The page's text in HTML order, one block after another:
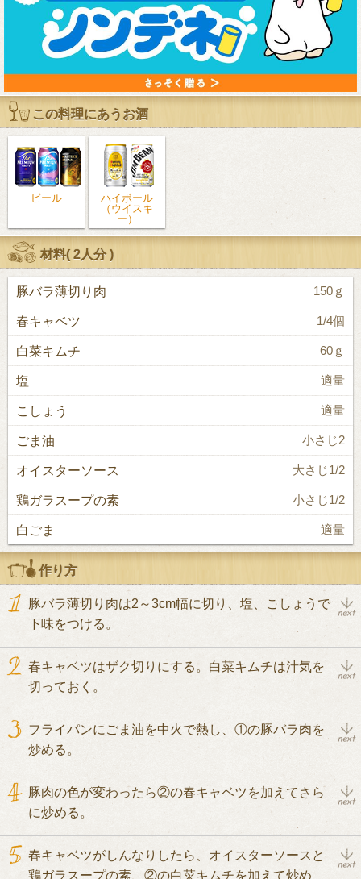
この料理にあうお酒
ビール
ハイボール
（ウイスキ
ー）
材料(2人分)
豚バラ薄切り肉 150ｇ
春キャベツ 1/4個
白菜キムチ 60ｇ
塩 適量
こしょう 適量
ごま油 小さじ2
オイスターソース 大さじ1/2
鶏ガラスープの素 小さじ1/2
白ごま 適量
作り方
豚バラ薄切り肉は2～3cm幅に切り、塩、こしょうで
下味をつける。
春キャベツはザク切りにする。白菜キムチは汁気を
切っておく。
フライパンにごま油を中火で熱し、①の豚バラ肉を
炒める。
豚肉の色が変わったら②の春キャベツを加えてさら
に炒める。
春キャベツがしんなりしたら、オイスターソースと
鶏ガラスープの素、②の白菜キムチを加えて炒め